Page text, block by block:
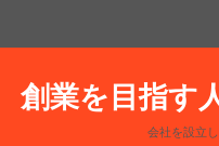
創業を目指す
会社を設立